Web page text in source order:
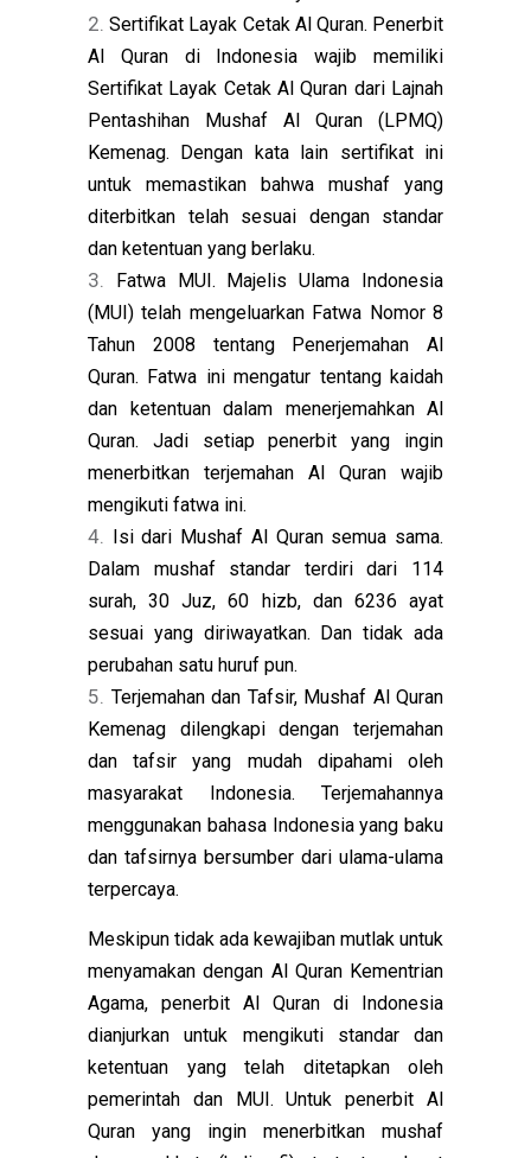
Sertifikat Layak Cetak Al Quran. Penerbit
Al Quran di Indonesia wajib memiliki
Sertifikat Layak Cetak Al Quran dari Lajnah
Pentashihan Mushaf Al Quran (LPMQ)
Kemenag. Dengan kata lain sertifikat ini
untuk memastikan bahwa mushaf yang
diterbitkan telah sesuai dengan standar
dan ketentuan yang berlaku.
Fatwa MUI. Majelis Ulama Indonesia
(MUI) telah mengeluarkan Fatwa Nomor 8
Tahun 2008 tentang Penerjemahan Al
Quran. Fatwa ini mengatur tentang kaidah
dan ketentuan dalam menerjemahkan Al
Quran. Jadi setiap penerbit yang ingin
menerbitkan terjemahan Al Quran wajib
mengikuti fatwa ini.
Isi dari Mushaf Al Quran semua sama.
Dalam mushaf standar terdiri dari 114
surah, 30 Juz, 60 hizb, dan 6236 ayat
sesuai yang diriwayatkan. Dan tidak ada
perubahan satu huruf pun.
Terjemahan dan Tafsir, Mushaf Al Quran
Kemenag dilengkapi dengan terjemahan
dan tafsir yang mudah dipahami oleh
masyarakat Indonesia. Terjemahannya
menggunakan bahasa Indonesia yang baku
dan tafsirnya bersumber dari ulama-ulama
terpercaya.
Meskipun tidak ada kewajiban mutlak untuk
menyamakan dengan Al Quran Kementrian
Agama, penerbit Al Quran di Indonesia
dianjurkan untuk mengikuti standar dan
ketentuan yang telah ditetapkan oleh
pemerintah dan MUI. Untuk penerbit Al
Quran yang ingin menerbitkan mushaf